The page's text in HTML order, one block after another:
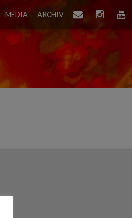
MEDIA ARCHIV